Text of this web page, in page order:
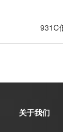
931C
关于我们